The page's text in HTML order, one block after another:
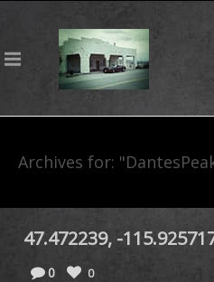
Archives for:
47.472239, -
0
0